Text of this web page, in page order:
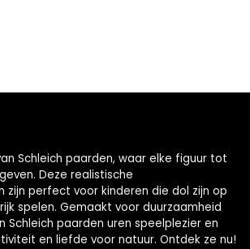
Schleich paarden, waar elke figuur tot
Deze realistische
zijn perfect voor kinderen die dol zijn op
spelen. Gemaakt voor duurzaamheid
Schleich paarden uren speelplezier en
en liefde voor natuur. Ontdek ze nu!